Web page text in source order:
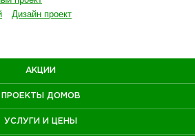
Дизайн проект
АКЦИИ
ПРОЕКТЫ ДОМОВ
УСЛУГИ И ЦЕНЫ